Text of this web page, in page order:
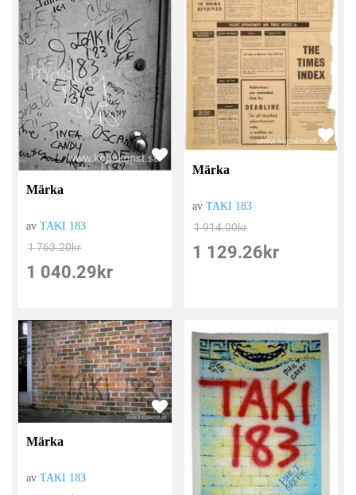
Märka
avTAKI 183
1 763.20kr
1 040.29 kr
Märka
avTAKI 183
1 914.00kr
1 129.26 kr
Märka
avTAKI 183